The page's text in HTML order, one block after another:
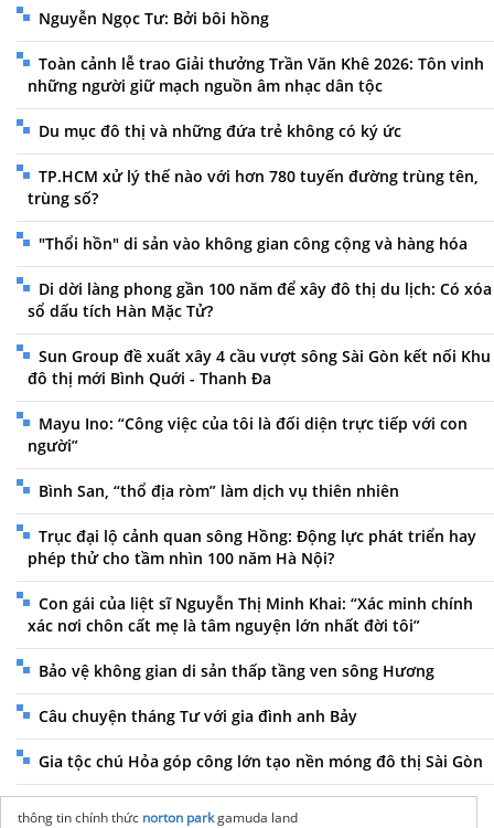
Nguyễn Ngọc Tư: Bởi bôi hồng
Toàn cảnh lễ trao Giải thưởng Trần Văn Khê 2026: Tôn vinh
những người giữ mạch nguồn âm nhạc dân tộc
Du mục đô thị và những đứa trẻ không có ký ức
TP.HCM xử lý thế nào với hơn 780 tuyến đường trùng tên,
trùng số?
"Thổi hồn" di sản vào không gian công cộng và hàng hóa
Di dời làng phong gần 100 năm để xây đô thị du lịch: Có xóa
sổ dấu tích Hàn Mặc Tử?
Sun Group đề xuất xây 4 cầu vượt sông Sài Gòn kết nối Khu
đô thị mới Bình Quới - Thanh Đa
Mayu Ino: “Công việc của tôi là đối diện trực tiếp với con
người”
Bình San, “thổ địa ròm” làm dịch vụ thiên nhiên
Trục đại lộ cảnh quan sông Hồng: Động lực phát triển hay
phép thử cho tầm nhìn 100 năm Hà Nội?
Con gái của liệt sĩ Nguyễn Thị Minh Khai: “Xác minh chính
xác nơi chôn cất mẹ là tâm nguyện lớn nhất đời tôi”
Bảo vệ không gian di sản thấp tầng ven sông Hương
Câu chuyện tháng Tư với gia đình anh Bảy
Gia tộc chú Hỏa góp công lớn tạo nền móng đô thị Sài Gòn
thông tin chính thức norton parkgamuda land